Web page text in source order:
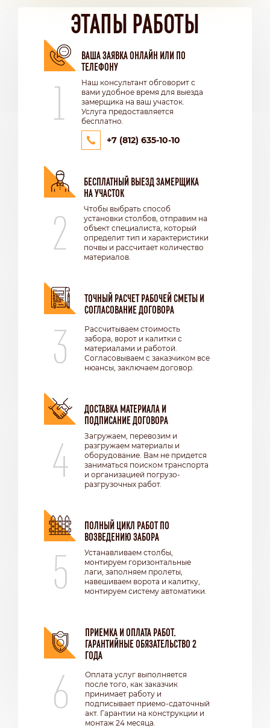
ЭТАПЫ РАБОТЫ
1
ВАША ЗАЯВКА ОНЛАЙН ИЛИ ПО
ТЕЛЕФОНУ
Наш консультант обговорит с
вами удобное время для выезда
замерщика на ваш участок.
Услуга предоставляется
бесплатно.
+7 (812) 635-10-10
2
БЕСПЛАТНЫЙ ВЫЕЗД ЗАМЕРЩИКА
НА УЧАСТОК
Чтобы выбрать способ
установки столбов, отправим на
объект специалиста, который
определит тип и характеристики
почвы и рассчитает количество
материалов.
3
ТОЧНЫЙ РАСЧЕТ РАБОЧЕЙ СМЕТЫ И
СОГЛАСОВАНИЕ ДОГОВОРА
Рассчитываем стоимость
забора, ворот и калитки с
материалами и работой.
Согласовываем с заказчиком все
нюансы, заключаем договор.
4
ДОСТАВКА МАТЕРИАЛА И
ПОДПИСАНИЕ ДОГОВОРА
Загружаем, перевозим и
разгружаем материалы и
оборудование. Вам не придется
заниматься поиском транспорта
и организацией погрузо-
разгрузочных работ.
5
ПОЛНЫЙ ЦИКЛ РАБОТ ПО
ВОЗВЕДЕНИЮ ЗАБОРА
Устанавливаем столбы,
монтируем горизонтальные
лаги, заполняем пролеты,
навешиваем ворота и калитку,
монтируем систему автоматики.
6
ПРИЕМКА И ОПЛАТА РАБОТ.
ГАРАНТИЙНЫЕ ОБЯЗАТЕЛЬСТВО 2
ГОДА
Оплата услуг выполняется
после того, как заказчик
принимает работу и
подписывает приемо-сдаточный
акт. Гарантии на конструкции и
монтаж 24 месяца.